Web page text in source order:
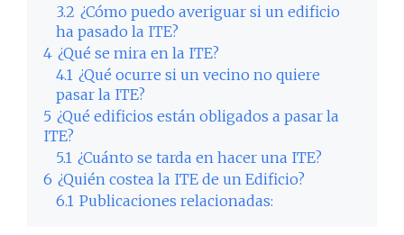
3.2 ¿Cómo puedo averiguar si un edificio
ha pasado la ITE?
4 ¿Qué se mira en la ITE?
4.1 ¿Qué ocurre si un vecino no quiere
pasar la ITE?
5 ¿Qué edificios están obligados a pasar la
ITE?
5.1 ¿Cuánto se tarda en hacer una ITE?
6 ¿Quién costea la ITE de un Edificio?
6.1 Publicaciones relacionadas: